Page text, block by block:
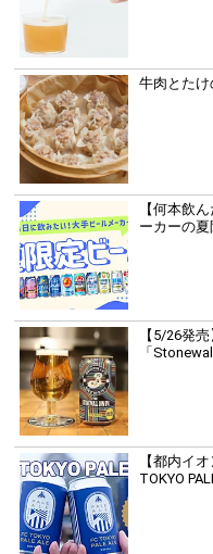
牛肉とた
【何本飲
ーカーの
【5/26発
「Stonewall
【都内イ
TOKYO